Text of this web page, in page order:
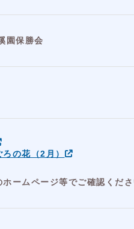
園保勝会
ろの花（2月）
ームページ等でご確認くださ